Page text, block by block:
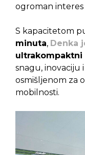
ogroman
S kapacitetom
minuta, Denka
ultrakompaktni
snagu, inovaciju
osmišljenom za
mobilnosti.